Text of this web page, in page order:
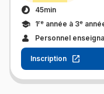
45min
1re année à 3e
Personnel
Inscription